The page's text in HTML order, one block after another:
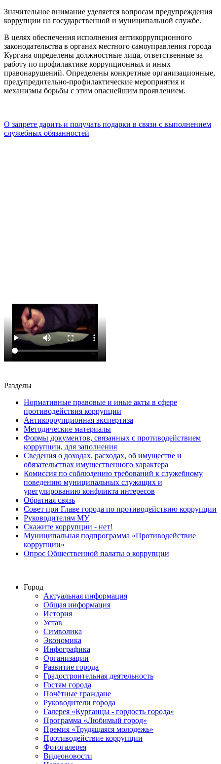
Значительное внимание уделяется вопросам предупреждения
коррупции на государственной и муниципальной службе.
В целях обеспечения исполнения антикоррупционного
законодательства в органах местного самоуправления города
Кургана определены должностные лица, ответственные за
работу по профилактике коррупционных и иных
правонарушений. Определены конкретные организационные,
предупредительно-профилактические мероприятия и
механизмы борьбы с этим опаснейшим проявлением.
О запрете дарить и получать подарки в связи с выполнением
служебных обязанностей
Разделы
Нормативные правовые и иные акты в сфере
противодействия коррупции
Антикоррупционная экспертиза
Методические материалы
Формы документов, связанных с противодействием
коррупции, для заполнения
Сведения о доходах, расходах, об имуществе и
обязательствах имущественного характера
Комиссия по соблюдению требований к служебному
поведению муниципальных служащих и
урегулированию конфликта интересов
Обратная связь
Совет при Главе города по противодействию коррупции
Руководителям МУ
Скажите коррупции - нет!
Муниципальная подпрограмма «Противодействие
коррупции»
Опрос Общественной палаты о коррупции
Город
Актуальная информация
Общая информация
История
Устав
Символика
Экономика
Инфографика
Организации
Развитие города
Градостроительная деятельность
Гостям города
Почётные граждане
Руководители города
Галерея «Курганцы - гордость города»
Программа «Любимый город»
Премия «Трудящаяся молодежь»
Противодействие коррупции
Фотогалерея
Видеоновости